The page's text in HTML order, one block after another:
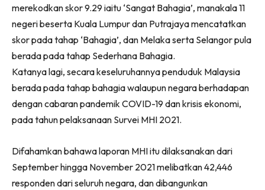
merekodkan skor 9.29 iaitu ‘Sangat Bahagia’, manakala 11
negeri beserta Kuala Lumpur dan Putrajaya mencatatkan
skor pada tahap ‘Bahagia’, dan Melaka serta Selangor pula
berada pada tahap Sederhana Bahagia.
Katanya lagi, secara keseluruhannya penduduk Malaysia
berada pada tahap bahagia walaupun negara berhadapan
dengan cabaran pandemik COVID-19 dan krisis ekonomi,
pada tahun pelaksanaan Survei MHI 2021.
Difahamkan bahawa laporan MHI itu dilaksanakan dari
September hingga November 2021 melibatkan 42,446
responden dari seluruh negara, dan dibangunkan